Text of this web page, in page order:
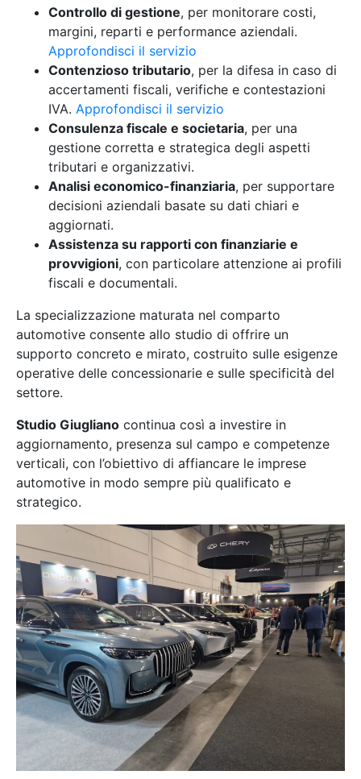
Controllo di gestione, per monitorare costi,
margini, reparti e performance aziendali.
Approfondisci il servizio
Contenzioso tributario, per la difesa in caso di
accertamenti fiscali, verifiche e contestazioni
IVA. Approfondisci il servizio
Consulenza fiscale e societaria, per una
gestione corretta e strategica degli aspetti
tributari e organizzativi.
Analisi economico-finanziaria, per supportare
decisioni aziendali basate su dati chiari e
aggiornati.
Assistenza su rapporti con finanziarie e
provvigioni, con particolare attenzione ai profili
fiscali e documentali.
La specializzazione maturata nel comparto
automotive consente allo studio di offrire un
supporto concreto e mirato, costruito sulle esigenze
operative delle concessionarie e sulle specificità del
settore.
Studio Giugliano continua così a investire in
aggiornamento, presenza sul campo e competenze
verticali, con l’obiettivo di affiancare le imprese
automotive in modo sempre più qualificato e
strategico.